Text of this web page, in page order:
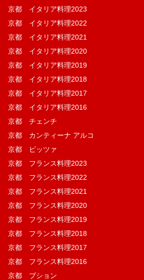
京都 イタリア料理2023
京都 イタリア料理2022
京都 イタリア料理2021
京都 イタリア料理2020
京都 イタリア料理2019
京都 イタリア料理2018
京都 イタリア料理2017
京都 イタリア料理2016
京都 チェンチ
京都 カンティーナ アルコ
京都 ピッツァ
京都 フランス料理2023
京都 フランス料理2022
京都 フランス料理2021
京都 フランス料理2020
京都 フランス料理2019
京都 フランス料理2018
京都 フランス料理2017
京都 フランス料理2016
京都 ブション